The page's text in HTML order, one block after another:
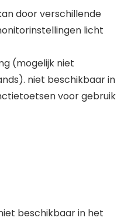
door verschillende
licht
(mogelijk niet
niet beschikbaar in
voor gebruik
beschikbaar in het